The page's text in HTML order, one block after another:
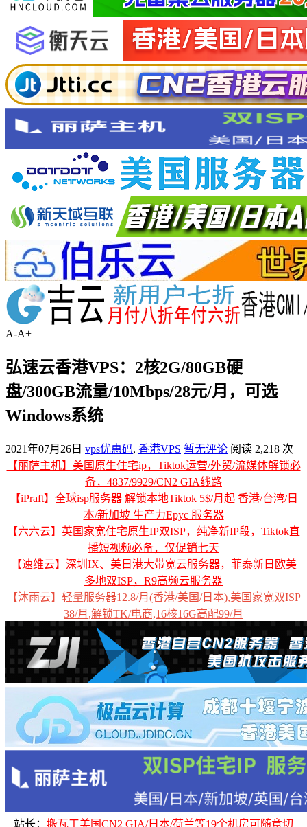
A-A+
弘速云香港VPS：2核2G/80GB硬
盘/300GB流量/10Mbps/28元/月，可选
Windows系统
2021年07月26日 vps优惠码, 香港VPS 暂无评论 阅读 2,218 次
【丽萨主机】美国原生住宅ip，Tiktok运营/外贸/流媒体解锁必
备，4837/9929/CN2 GIA线路
【iPraft】全球isp服务器 解锁本地Tiktok 5$/月起 香港/台湾/日
本/新加坡 生产力Epyc 服务器
【六六云】英国家宽住宅原生IP双ISP，纯净新IP段，Tiktok直
播短视频必备，仅促销七天
【速维云】深圳IX、美日港大带宽云服务器，菲泰新日欧美
多地双ISP，R9高频云服务器
【沐雨云】轻量服务器12.8/月(香港/美国/日本),美国家宽双ISP
38/月,解锁TK/电商,16核16G高配99/月
站长： 搬瓦工美国CN2 GIA/日本/荷兰等19个机房可随意切